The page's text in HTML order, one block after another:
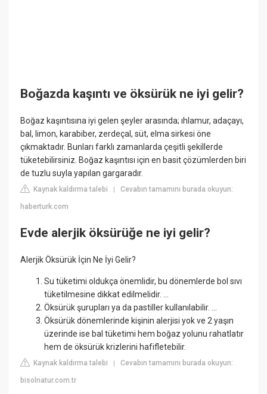
Boğazda kaşıntı ve öksürük ne iyi gelir?
Boğaz kaşıntısına iyi gelen şeyler arasında; ıhlamur, adaçayı,
bal, limon, karabiber, zerdeçal, süt, elma sirkesi öne
çıkmaktadır. Bunları farklı zamanlarda çeşitli şekillerde
tüketebilirsiniz. Boğaz kaşıntısı için en basit çözümlerden biri
de tuzlu suyla yapılan gargaradır.
Kaynak kaldırma talebi |Cevabın tamamını burada okuyun:
haberturk.com
Evde alerjik öksürüğe ne iyi gelir?
Alerjik Öksürük İçin Ne İyi Gelir?
Su tüketimi oldukça önemlidir, bu dönemlerde bol sıvı
tüketilmesine dikkat edilmelidir. ...
Öksürük şurupları ya da pastiller kullanılabilir. ...
Öksürük dönemlerinde kişinin alerjisi yok ve 2 yaşın
üzerinde ise bal tüketimi hem boğaz yolunu rahatlatır
hem de öksürük krizlerini hafifletebilir.
Kaynak kaldırma talebi |Cevabın tamamını burada okuyun:
bisolnatur.com.tr